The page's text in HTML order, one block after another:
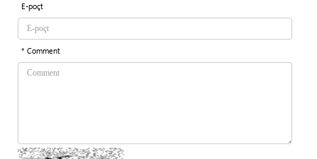
E-poçt
* Comment